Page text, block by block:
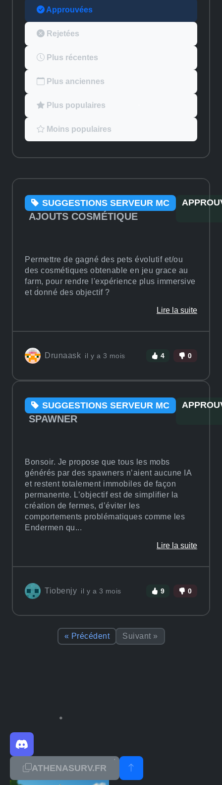
Approuvées
Rejetées
Plus récentes
Plus anciennes
Plus populaires
Moins populaires
SUGGESTIONS SERVEUR MC
AJOUTS COSMÉTIQUE
Permettre de gagné des pets évolutif et/ou
des cosmétiques obtenable en jeu grace au
farm, pour rendre l'expérience plus immersive
et donné des objectif ?
Lire la suite
Drunaask il y a 3 mois 4 0
SUGGESTIONS SERVEUR MC
SPAWNER
Bonsoir. Je propose que tous les mobs
générés par des spawners n’aient aucune IA
et restent totalement immobiles de façon
permanente. L’objectif est de simplifier la
création de fermes, d’éviter les
comportements problématiques comme les
Endermen qu...
Lire la suite
Tiobenjy il y a 3 mois 9 0
« Précédent Suivant »
ATHENASURV.FR